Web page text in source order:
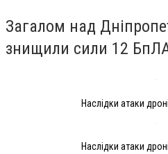
Загалом над
знищили сили 12
Наслідки атаки
Наслідки атаки